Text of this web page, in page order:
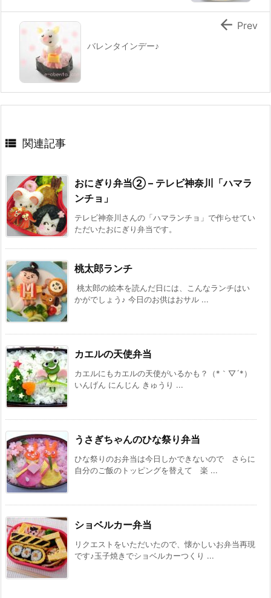
バレンタインデー♪
 Prev
 関連記事
おにぎり弁当② – テレビ神奈川「ハマラ
ンチョ」
テレビ神奈川さんの「ハマランチョ」で作らせてい
ただいたおにぎり弁当です。
桃太郎ランチ
桃太郎の絵本を読んだ日には、こんなランチはい
かがでしょう♪ 今日のお供はおサル ...
カエルの天使弁当
カエルにもカエルの天使がいるかも？（*｀▽´*）
いんげん にんじん きゅうり ...
うさぎちゃんのひな祭り弁当
ひな祭りのお弁当は今日しかできないので さらに
自分のご飯のトッピングを替えて 楽 ...
ショベルカー弁当
リクエストをいただいたので、懐かしいお弁当再現
です♪玉子焼きでショベルカーつくり ...